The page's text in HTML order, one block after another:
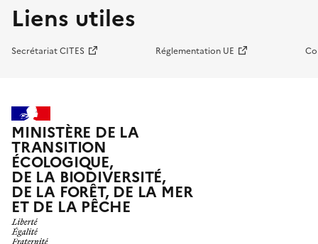
Liens utiles
Secrétariat CITES Réglementation UE
MINISTÈRE DE LA
TRANSITION
ÉCOLOGIQUE,
DE LA BIODIVERSITÉ,
DE LA FORÊT, DE LA MER
ET DE LA PÊCHE